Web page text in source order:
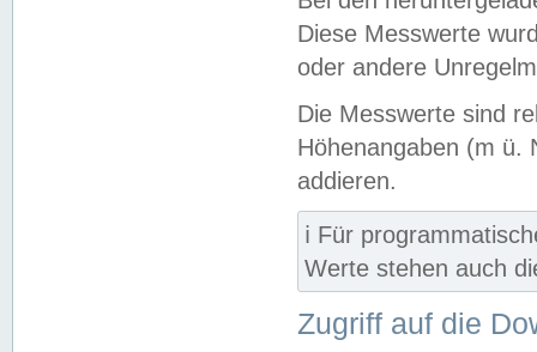
Diese Messwerte
oder andere
Die Messwerte sind
Höhenangaben (m ü.
addieren.
ℹ️ Für
Werte stehen auch
Zugriff auf die